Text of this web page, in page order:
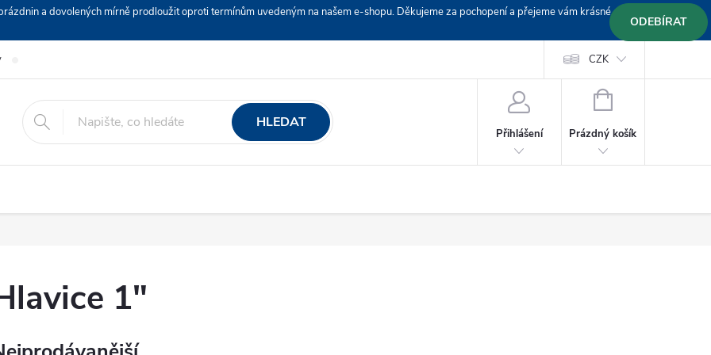
a dovolených mírně prodloužit oproti termínům uvedeným na našem e-shopu. Děkujeme za pochopení a přejeme vám krásné
Platba GoPay +420 603 319382
CZK
HLEDAT
Přihlášení
NÁKUPNÍ
Prázdný košík
ODEBÍRAT
1"